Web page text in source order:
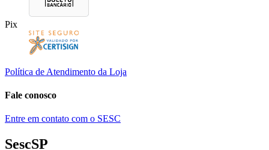
Pix
Política de Atendimento da Loja
Fale conosco
Entre em contato com o SESC
SescSP